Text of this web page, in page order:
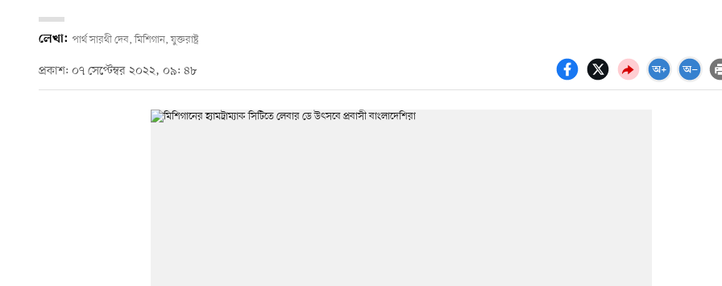
লেখা: পার্থ সারথী দেব, মিশিগান, যুক্তরাষ্ট্র
প্রকাশ: ০৭ সেপ্টেম্বর ২০২২, ০৯: ৪৮